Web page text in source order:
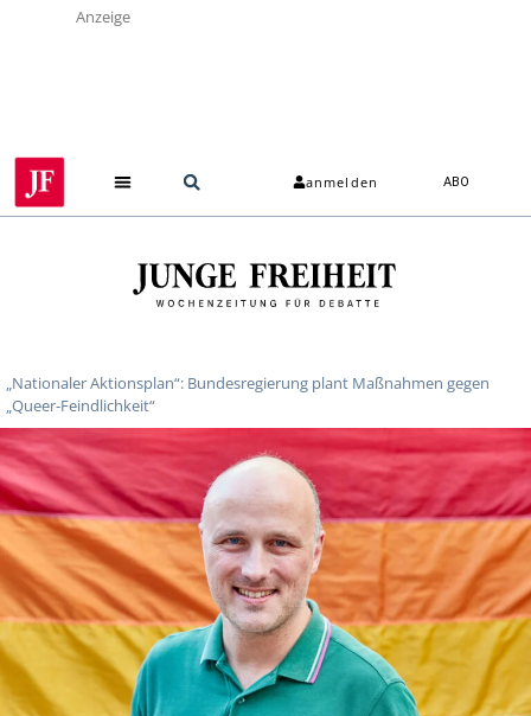
Anzeige
anmelden ABO
„Nationaler Aktionsplan“: Bundesregierung plant Maßnahmen gegen
„Queer-Feindlichkeit“